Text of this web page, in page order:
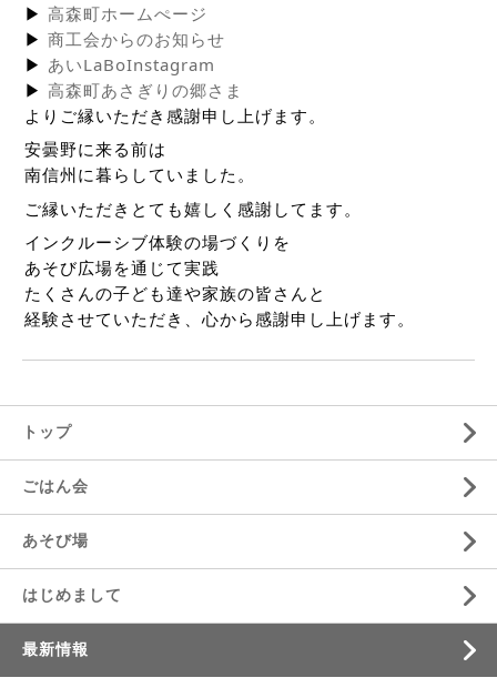
▶ 高森町ホームぺージ
▶ 商工会からのお知らせ
▶ あいLaBoInstagram
▶ 高森町あさぎりの郷さま
よりご縁いただき感謝申し上げます。
安曇野に来る前は
南信州に暮らしていました。
ご縁いただきとても嬉しく感謝してます。
インクルーシブ体験の場づくりを
あそび広場を通じて実践
たくさんの子ども達や家族の皆さんと
経験させていただき、心から感謝申し上げます。
トップ
ごはん会
あそび場
はじめまして
最新情報